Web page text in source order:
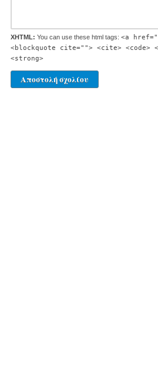
XHTML: You can use these html tags: <a
<blockquote cite=""> <cite> <code>
<strong>